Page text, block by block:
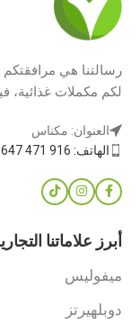
رسالتنا هي
لكم مكملات غذائية،
العنوان: مكناس
الهاتف: 916 471 647 (212)
أبرز علاماتنا
ميفوليس
دوبلهيرتز